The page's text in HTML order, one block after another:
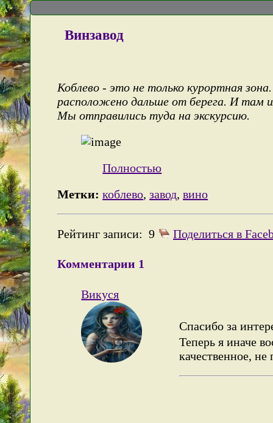
Винзавод
Коблево - это не только курортная
расположено дальше от берега. И там
Мы отправились туда на экскурсию.
Полностью
Метки: коблево, завод,вино
Рейтинг записи: 9 Поделиться в
Комментарии 1
Викуся
Спасибо за
Теперь я иначе
качественное, не